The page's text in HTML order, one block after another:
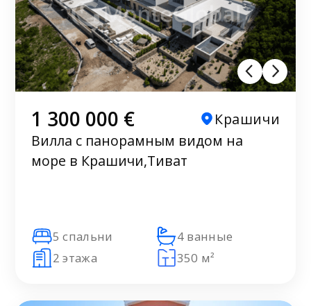
1 300 000 €
Крашичи
Вилла с панорамным видом на
море в Крашичи,Тиват
5 спальни
4 ванные
2 этажа
350 м²